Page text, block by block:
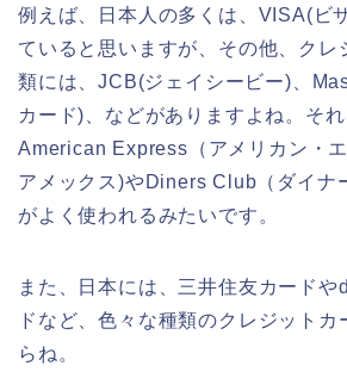
例えば、日本人の多くは、VISA(ビ
ていると思いますが、その他、クレ
類には、JCB(ジェイシービー)、
カード)、などがありますよね。それ
American Express（アメリカン・
アメックス)やDiners Club（ダイナ
がよく使われるみたいです。
また、日本には、三井住友カードや
ドなど、色々な種類のクレジットカ
らね。